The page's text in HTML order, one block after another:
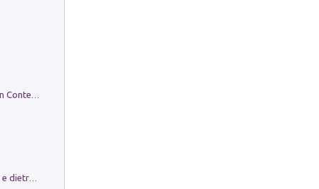
in alto! Livello A1. Con CD-Audio. Con Contenuto digitale per accesso on line